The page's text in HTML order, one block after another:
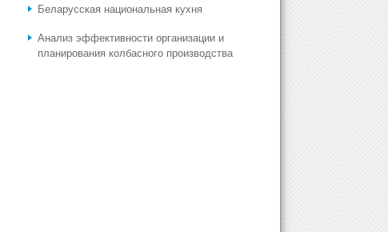
Беларусская национальная кухня
Анализ эффективности организации и
планирования колбасного производства